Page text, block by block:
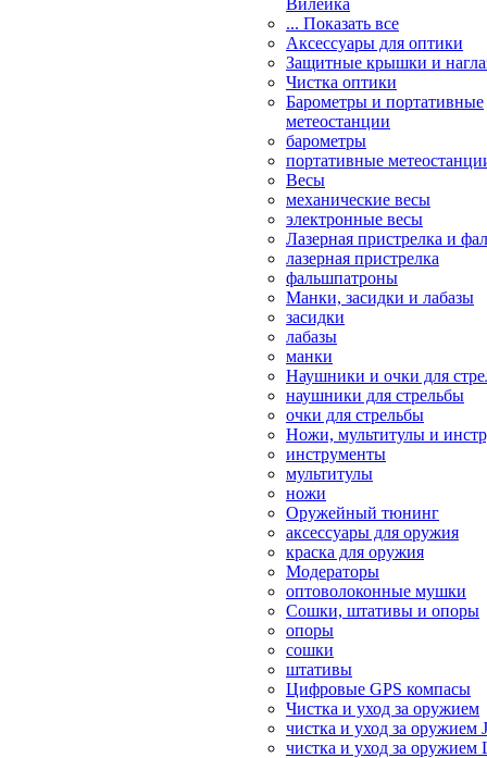
Вилейка
... Показать все
Аксессуары для оптики
Защитные крышки и
Чистка оптики
Барометры и портативные
метеостанции
барометры
портативные
Весы
механические весы
электронные весы
Лазерная пристрелка и
лазерная пристрелка
фальшпатроны
Манки, засидки и лабазы
засидки
лабазы
манки
Наушники и очки для
наушники для стрельбы
очки для стрельбы
Ножи, мультитулы и
инструменты
мультитулы
ножи
Оружейный тюнинг
аксессуары для оружия
краска для оружия
Модераторы
оптоволоконные мушки
Сошки, штативы и опоры
опоры
сошки
штативы
Цифровые GPS компасы
Чистка и уход за оружием
чистка и уход за оружием
чистка и уход за оружием